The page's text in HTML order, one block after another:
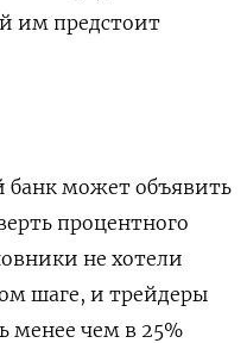
им предстоит
банк может объявить
процентного
не хотели
шаге, и трейдеры
менее чем в 25%